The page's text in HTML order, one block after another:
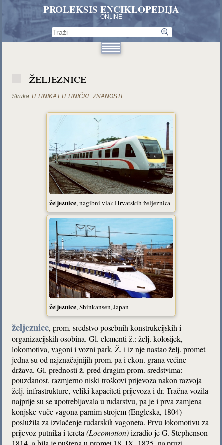
PROLEKSIS ENCIKLOPEDIJA
ONLINE
željeznice
Struka TEHNIKA I TEHNIČKE ZNANOSTI
željeznice, nagibni vlak Hrvatskih željeznica
željeznice, Shinkansen, Japan
željeznice, prom. sredstvo posebnih konstrukcijskih i
organizacijskih osobina. Gl. elementi ž.: želj. kolosijek,
lokomotiva, vagoni i vozni park. Ž. i iz nje nastao želj. promet
jedna su od najznačajnijih prom. pa i ekon. grana većine
država. Gl. prednosti ž. pred drugim prom. sredstvima:
pouzdanost, razmjerno niski troškovi prijevoza nakon razvoja
želj. infrastrukture, veliki kapaciteti prijevoza i dr. Tračna vozila
najprije su se upotrebljavala u rudarstvu, pa je i prva zamjena
konjske vuče vagona parnim strojem (Engleska, 1804)
poslužila za izvlačenje rudarskih vagoneta. Prvu lokomotivu za
prijevoz putnika i tereta(Locomotion)izradio je G. Stephenson
1814. a bila je puštena u promet 18. IX. 1825. na pruzi